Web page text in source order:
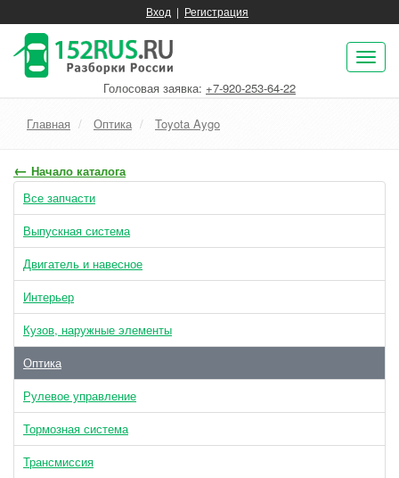
Вход | Регистрация
Голосовая заявка: +7-920-253-64-22
Главная Оптика Toyota Aygo
← Начало каталога
Все запчасти
Выпускная система
Двигатель и навесное
Интерьер
Кузов, наружные элементы
Оптика
Рулевое управление
Тормозная система
Трансмиссия